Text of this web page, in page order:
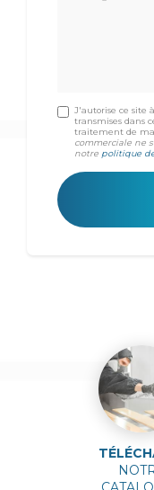
J'autorise ce site
transmises dans
traitement de ma
commerciale ne
notre politique